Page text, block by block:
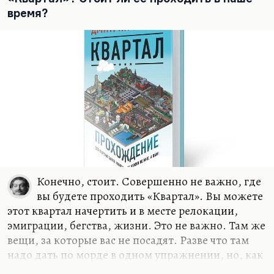
на даче своей. Или в «Березках», любимом
пансионате. И у меня ровно такой же пейзаж
здесь, ровно с теми же грибами. Но проблема в
том, что до Чепелева час ехать, а иногда и два, в
время?
Конечно, стоит. Совершенно не важно, где
вы будете проходить «Квартал». Вы можете
этот квартал начертить и в месте релокации,
эмиграции, бегства, жизни. Это не важно. Там же
вещи, за которые вас не посадят. Разве что там
надо дать по морде в одном упражнении, но, как